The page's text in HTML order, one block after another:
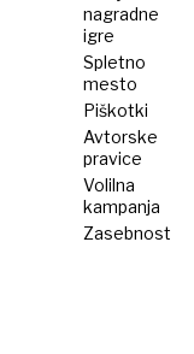
nagradne
igre
Spletno
mesto
Piškotki
Avtorske
pravice
Volilna
kampanja
Zasebnost